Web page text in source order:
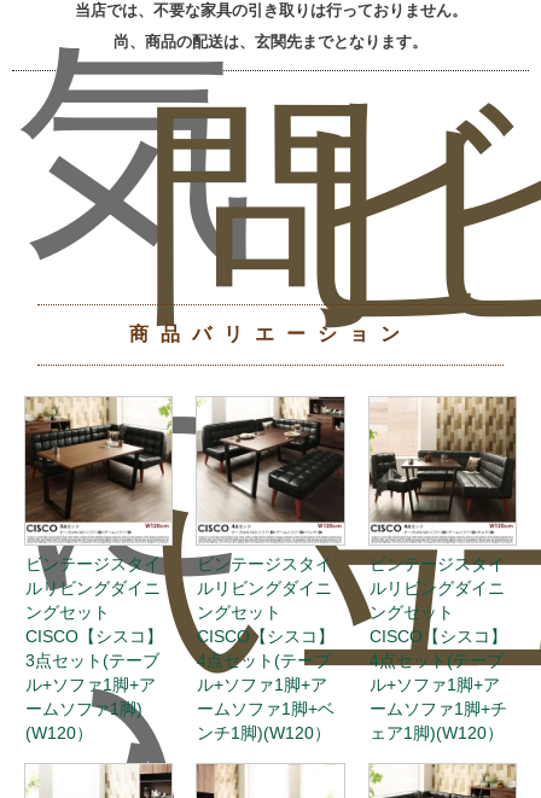
気
に
問
い
ビ
ュ
当店では、不要な家具の引き取りは行っておりません。
尚、商品の配送は、玄関先までとなります。
商品バリエーション
ビンテージスタイ
ルリビングダイニ
ングセット
CISCO【シスコ】
3点セット(テーブ
ル+ソファ1脚+ア
ームソファ1脚)
(W120）
ビンテージスタイ
ルリビングダイニ
ングセット
CISCO【シスコ】
4点セット(テーブ
ル+ソファ1脚+ア
ームソファ1脚+ベ
ンチ1脚)(W120）
ビンテージスタイ
ルリビングダイニ
ングセット
CISCO【シスコ】
4点セット(テーブ
ル+ソファ1脚+ア
ームソファ1脚+チ
ェア1脚)(W120）